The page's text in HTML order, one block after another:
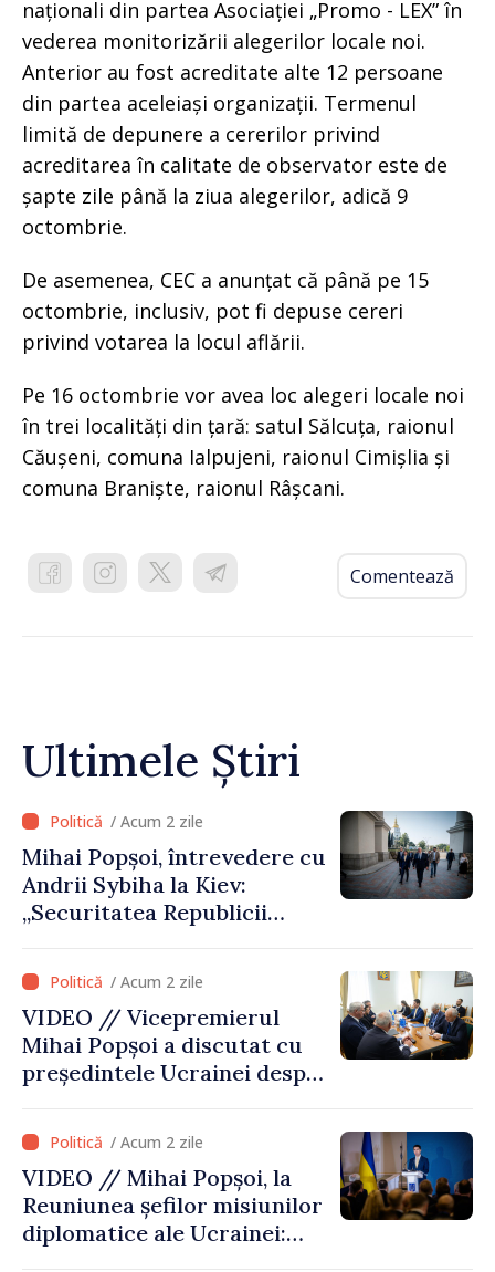
naționali din partea Asociației „Promo - LEX” în
vederea monitorizării alegerilor locale noi.
Anterior au fost acreditate alte 12 persoane
din partea aceleiași organizații. Termenul
limită de depunere a cererilor privind
acreditarea în calitate de observator este de
șapte zile până la ziua alegerilor, adică 9
octombrie.
De asemenea, CEC a anunțat că până pe 15
octombrie, inclusiv, pot fi depuse cereri
privind votarea la locul aflării.
Pe 16 octombrie vor avea loc alegeri locale noi
în trei localități din țară: satul Sălcuța, raionul
Căușeni, comuna Ialpujeni, raionul Cimișlia și
comuna Braniște, raionul Râșcani.
Comentează
Ultimele Știri
/ Acum 2 zile
Mihai Popșoi, întrevedere cu
Andrii Sybiha la Kiev:
„Securitatea Republicii
de securitatea Ucrainei”
/ Acum 2 zile
VIDEO // Vicepremierul
Mihai Popșoi a discutat cu
președintele Ucrainei despre
hidrologice din bazinul
râului Nistru și proiecte
comune în infrastructură și
energie
/ Acum 2 zile
VIDEO // Mihai Popșoi, la
Reuniunea șefilor misiunilor
diplomatice ale Ucrainei: